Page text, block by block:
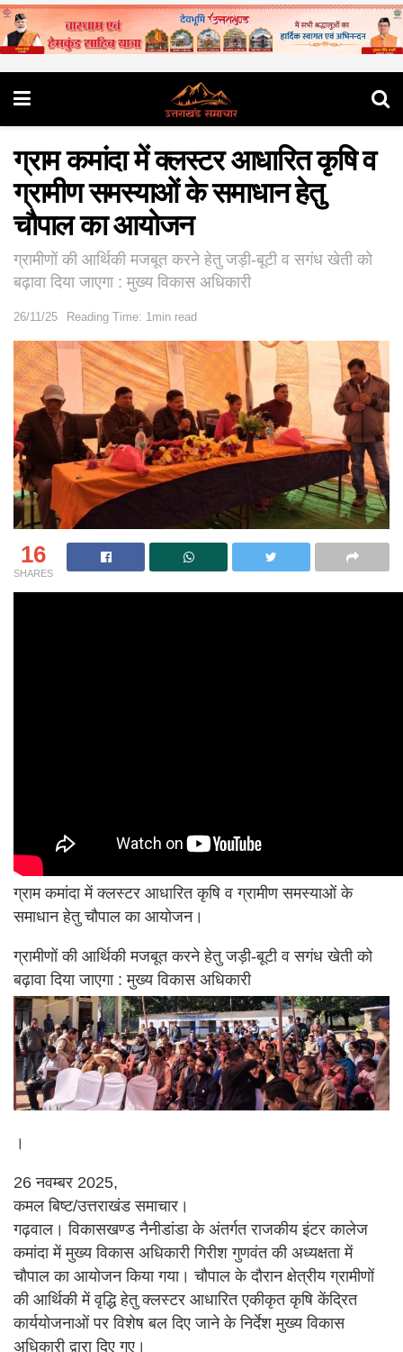
ग्राम कमांदा में क्लस्टर आधारित कृषि व
ग्रामीण समस्याओं के समाधान हेतु
चौपाल का आयोजन
ग्रामीणों की आर्थिकी मजबूत करने हेतु जड़ी-बूटी व सगंध खेती को
बढ़ावा दिया जाएगा : मुख्य विकास अधिकारी
26/11/25 Reading Time: 1min read
16
SHARES
ग्राम कमांदा में क्लस्टर आधारित कृषि व ग्रामीण समस्याओं के
समाधान हेतु चौपाल का आयोजन।
ग्रामीणों की आर्थिकी मजबूत करने हेतु जड़ी-बूटी व सगंध खेती को
बढ़ावा दिया जाएगा : मुख्य विकास अधिकारी
।
26 नवम्बर 2025,
कमल बिष्ट/उत्तराखंड समाचार।
गढ़वाल। विकासखण्ड नैनीडांडा के अंतर्गत राजकीय इंटर कालेज
कमांदा में मुख्य विकास अधिकारी गिरीश गुणवंत की अध्यक्षता में
चौपाल का आयोजन किया गया। चौपाल के दौरान क्षेत्रीय ग्रामीणों
की आर्थिकी में वृद्धि हेतु क्लस्टर आधारित एकीकृत कृषि केंद्रित
कार्ययोजनाओं पर विशेष बल दिए जाने के निर्देश मुख्य विकास
अधिकारी द्वारा दिए गए।